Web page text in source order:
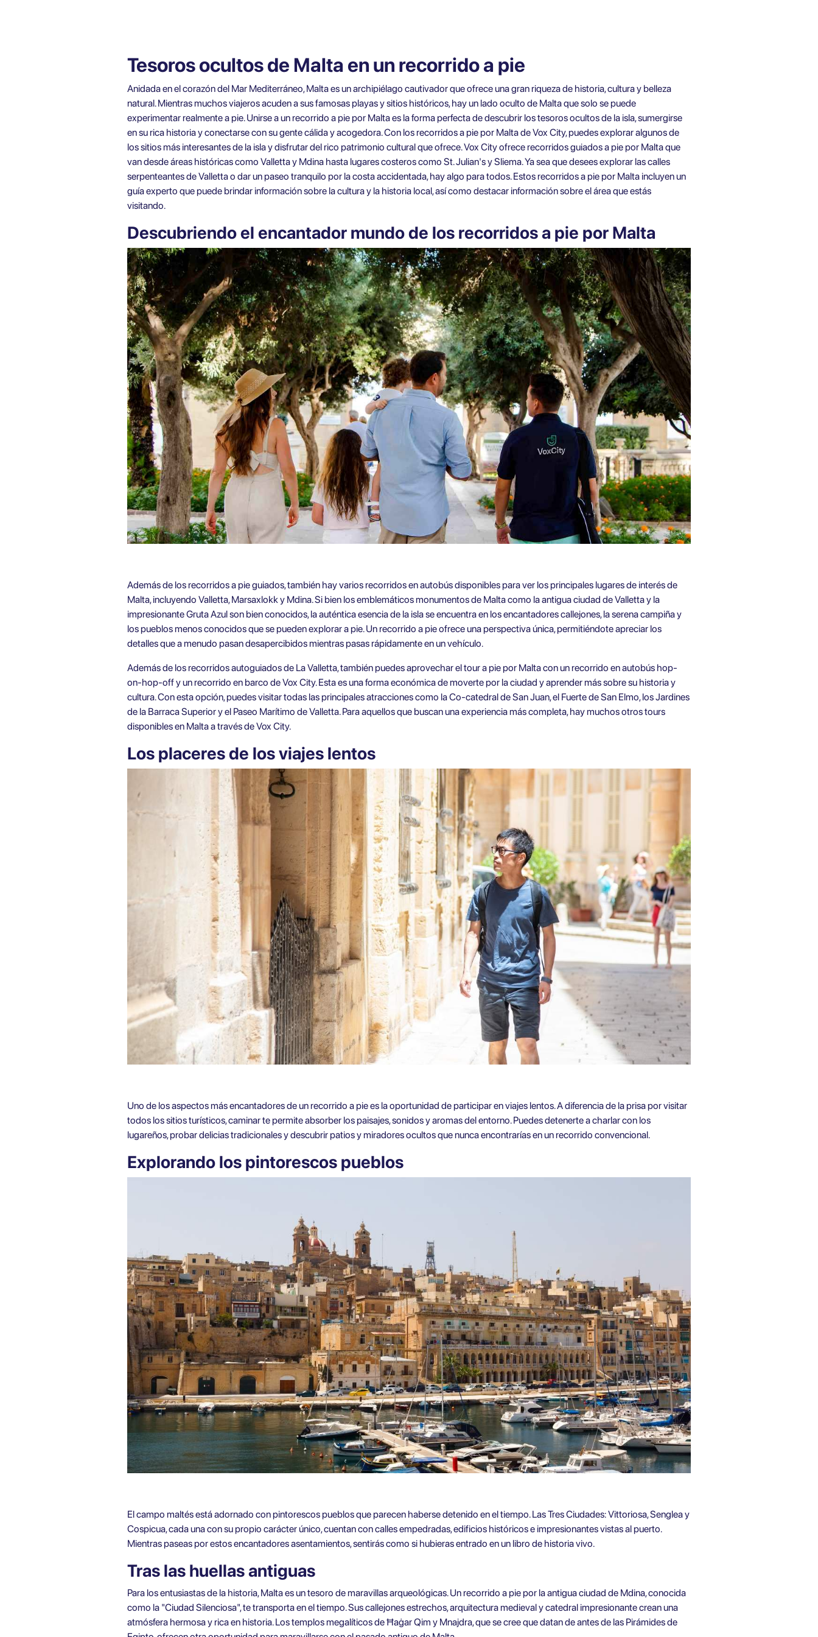
Tesoros ocultos de Malta en un recorrido a pie
Anidada en el corazón del Mar Mediterráneo, Malta es un archipiélago cautivador que ofrece una gran riqueza de historia, cultura y belleza
natural. Mientras muchos viajeros acuden a sus famosas playas y sitios históricos, hay un lado oculto de Malta que solo se puede
experimentar realmente a pie. Unirse a un recorrido a pie por Malta es la forma perfecta de descubrir los tesoros ocultos de la isla, sumergirse
en su rica historia y conectarse con su gente cálida y acogedora. Con los recorridos a pie por Malta de Vox City, puedes explorar algunos de
los sitios más interesantes de la isla y disfrutar del rico patrimonio cultural que ofrece. Vox City ofrecerecorridos guiados a pie por Maltaque
van desde áreas históricas como Valletta y Mdina hasta lugares costeros como St. Julian's y Sliema. Ya sea que desees explorar las calles
serpenteantes de Valletta o dar un paseo tranquilo por la costa accidentada, hay algo para todos. Estos recorridos a pie por Malta incluyen un
guía experto que puede brindar información sobre la cultura y la historia local, así como destacar información sobre el área que estás
visitando.
Descubriendo el encantador mundo de los recorridos a pie por Malta
Además de los recorridos a pie guiados, también hay varios recorridos en autobús disponibles para ver los principales lugares de interés de
Malta, incluyendo Valletta, Marsaxlokk y Mdina. Si bien los emblemáticos monumentos de Malta como la antigua ciudad de Valletta y la
impresionante Gruta Azul son bien conocidos, la auténtica esencia de la isla se encuentra en los encantadores callejones, la serena campiña y
los pueblos menos conocidos que se pueden explorar a pie. Un recorrido a pie ofrece una perspectiva única, permitiéndote apreciar los
detalles que a menudo pasan desapercibidos mientras pasas rápidamente en un vehículo.
Además de losrecorridos autoguiados de La Valletta, también puedes aprovechar eltour a pie por Malta con un recorrido en autobús hop-
on-hop-off y un recorrido en barco de Vox City. Esta es una forma económica de moverte por la ciudad y aprender más sobre su historia y
cultura. Con esta opción, puedes visitar todas las principales atracciones como la Co-catedral de San Juan, el Fuerte de San Elmo, los Jardines
de la Barraca Superior y el Paseo Marítimo de Valletta. Para aquellos que buscan una experiencia más completa, hay muchos otros tours
disponibles en Malta a través de Vox City.
Los placeres de los viajes lentos
Uno de los aspectos más encantadores de un recorrido a pie es la oportunidad de participar en viajes lentos. A diferencia de la prisa por visitar
todos los sitios turísticos, caminar te permite absorber los paisajes, sonidos y aromas del entorno. Puedes detenerte a charlar con los
lugareños, probar delicias tradicionales y descubrir patios y miradores ocultos que nunca encontrarías en un recorrido convencional.
Explorando los pintorescos pueblos
El campo maltés está adornado con pintorescos pueblos que parecen haberse detenido en el tiempo. Las Tres Ciudades: Vittoriosa, Senglea y
Cospicua, cada una con su propio carácter único, cuentan con calles empedradas, edificios históricos e impresionantes vistas al puerto.
Mientras paseas por estos encantadores asentamientos, sentirás como si hubieras entrado en un libro de historia vivo.
Tras las huellas antiguas
Para los entusiastas de la historia, Malta es un tesoro de maravillas arqueológicas. Un recorrido a pie por la antigua ciudad de Mdina, conocida
como la "Ciudad Silenciosa", te transporta en el tiempo. Sus callejones estrechos, arquitectura medieval y catedral impresionante crean una
atmósfera hermosa y rica en historia. Los templos megalíticos de Ħaġar Qim y Mnajdra, que se cree que datan de antes de las Pirámides de